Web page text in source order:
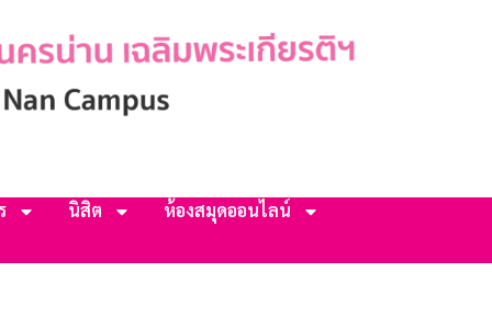
นิสิต ห้องสมุดออนไลน์